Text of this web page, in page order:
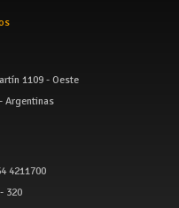
1109 - Oeste
Argentinas
4211700
320